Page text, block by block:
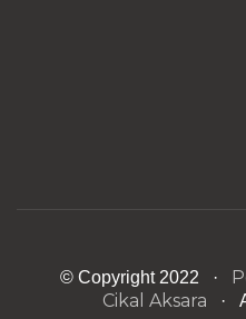
© Copyright 2022 ·
Cikal Aksara ·